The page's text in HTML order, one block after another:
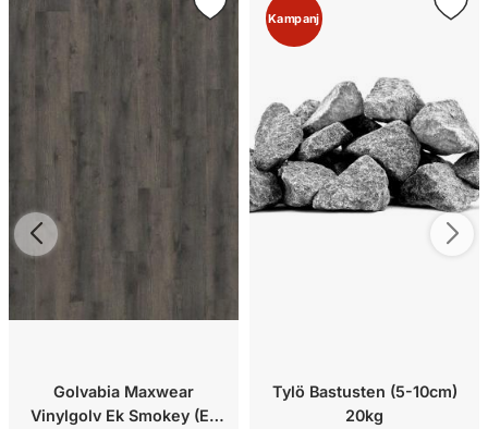
Golvabia Maxwear
Vinylgolv Ek Smokey (Ek
Kampanj
Tylö Bastusten (5-10cm)
20kg